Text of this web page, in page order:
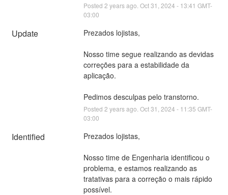
Posted 2 years ago. Oct31 2024 - 13:41 GMT-
03:00
Update Prezados lojistas,
Nosso time segue realizando as devidas
correções para a estabilidade da
aplicação.
Pedimos desculpas pelo transtorno.
Posted 2 years ago. Oct31 2024 - 11:35 GMT-
03:00
Identified Prezados lojistas,
Nosso time de Engenharia identificou o
problema, e estamos realizando as
tratativas para a correção o mais rápido
possível.